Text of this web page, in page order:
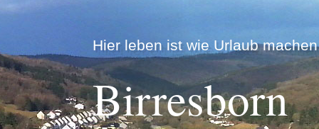
Hier leben ist wie Urlaub
Birresborn